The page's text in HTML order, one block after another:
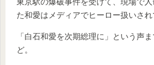
東京駅の爆破事件を受けて、現場で
た和愛はメディアでヒーロー扱いされ
「白石和愛を次期総理に」という声
ど。